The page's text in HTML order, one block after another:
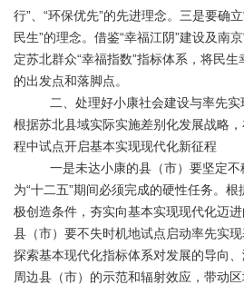
行”、“环保优先”的先进理念。三是要确
民生”的理念。借鉴“幸福江阴”建设及南
定苏北群众“幸福指数”指标体系，将民
的出发点和落脚点。
二、处理好小康社会建设与率先实
根据苏北县域实际实施差别化发展战略
程中试点开启基本实现现代化新征程
一是未达小康的县（市）要坚定不
为“十二五”期间必须完成的硬性任务。
极创造条件，夯实向基本实现现代化迈
县（市）要不失时机地试点启动率先实现
探索基本现代化指标体系对发展的导向
周边县（市）的示范和辐射效应，带动区